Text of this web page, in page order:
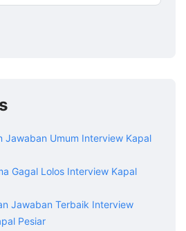
Jawaban Umum Interview Kapal
Gagal Lolos Interview Kapal
Jawaban Terbaik Interview
Pesiar